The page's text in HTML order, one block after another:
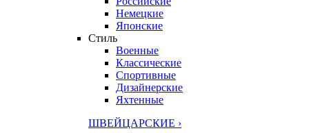
Немецкие
Японские
Стиль
Военные
Классические
Спортивные
Дизайнерские
Яхтенные
ШВЕЙЦАРСКИЕ ›